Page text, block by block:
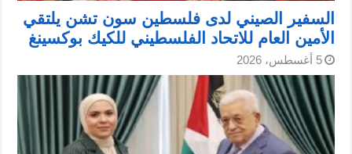
السفير الصيني لدى فلسطين سون تشن يلتقي
الأمين العام للاتحاد الفلسطيني للكيك بوكسينغ
5 أغسطس، 2026